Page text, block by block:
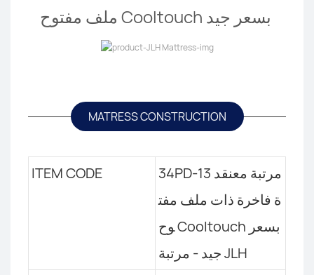
MATRESS CONSTRUCTION
ITEM CODE
34PD-13 مرتبة معنقد
ة فاخرة ذات ملف مفت
وح Cooltouch بسعر
جيد - مرتبة JLH